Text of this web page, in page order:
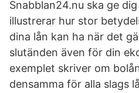
Snabblan24.nu ska ge
illustrerar hur stor
dina lån kan ha när det
slutänden även för din
exemplet skriver om
densamma för alla slags